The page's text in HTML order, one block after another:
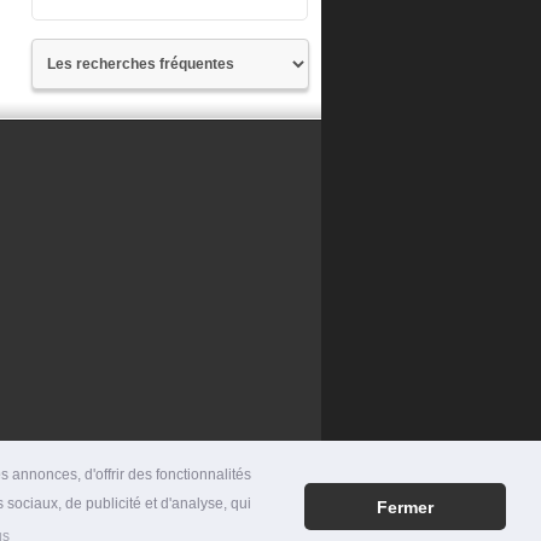
annonces, d'offrir des fonctionnalités
de publicité et d'analyse, qui
Fermer